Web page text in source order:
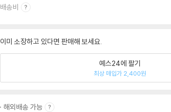
배송비
이미 소장하고 있다면 판매해 보세요.
예스24에 팔기
최상 매입가 2,400원
해외배송 가능